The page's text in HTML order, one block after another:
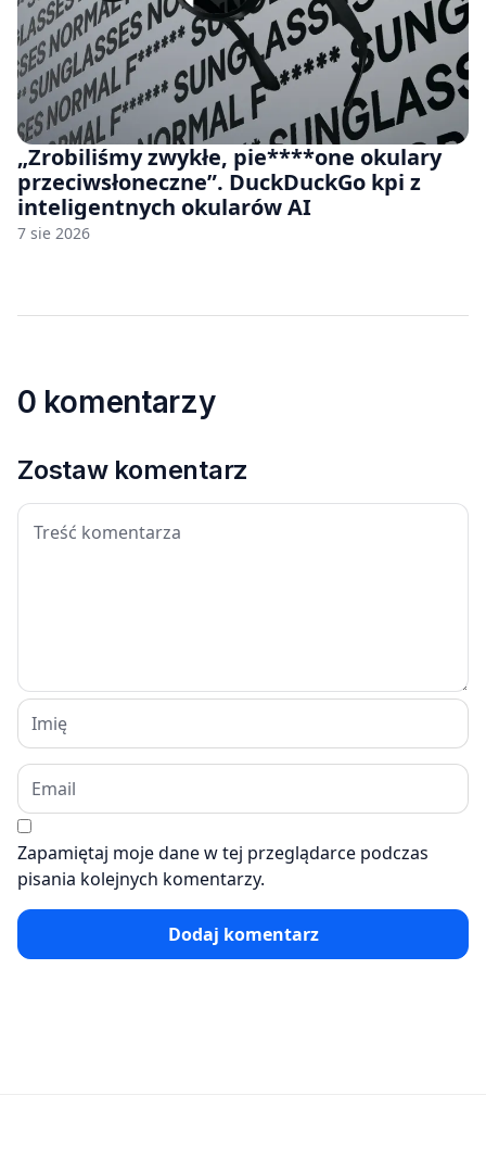
„Zrobiliśmy zwykłe, pie****one okulary
przeciwsłoneczne”. DuckDuckGo kpi z
inteligentnych okularów AI
7 sie 2026
0 komentarzy
Zostaw komentarz
Zapamiętaj moje dane w tej przeglądarce podczas
pisania kolejnych komentarzy.
Dodaj komentarz